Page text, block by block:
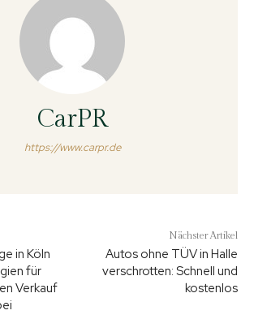
CarPR
https://www.carpr.de
in Köln
für
Verkauf
Nächster Artikel
Autos ohne TÜV in Halle
verschrotten: Schnell und
kostenlos